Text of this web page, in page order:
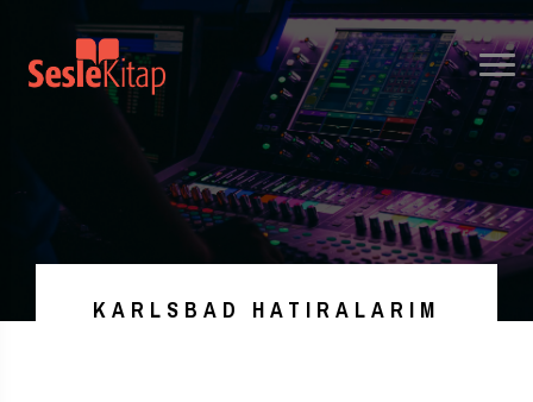
KARLSBAD HATIRALARIM